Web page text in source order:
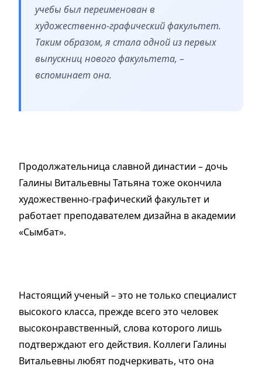
учебы был переименован в
художественно-графический факультет.
Таким образом, я стала одной из первых
выпускниц нового факультета, –
вспоминает она.
Продолжательница славной династии – дочь
Галины Витальевны Татьяна тоже окончила
художественно-графический факультет и
работает преподавателем дизайна в академии
«Сымбат».
Настоящий ученый – это не только специалист
высокого класса, прежде всего это человек
высоконравственный, слова которого лишь
подтверждают его действия. Коллеги Галины
Витальевны любят подчеркивать, что она